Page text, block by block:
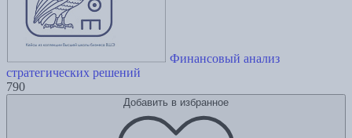
Финансовый анализ
стратегических решений
790
Добавить в избранное